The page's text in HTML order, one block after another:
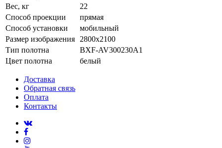
Вес, кг
22
Способ проекции
прямая
Способ установки
мобильный
Размер изображения
2800x2100
Тип полотна
BXF-AV300230A1
Цвет полотна
белый
Доставка
Обратная связь
Оплата
Контакты